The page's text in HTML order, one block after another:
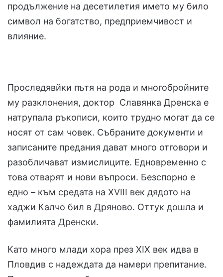
продължение на десетилетия името му било
символ на богатство, предприемчивост и
влияние.
Проследявйки пътя на рода и многобройните
му разклонения, доктор Славянка Дренска е
натрупала ръ­кописи, които трудно мо­гат да се
носят от сам човек. Събраните докумен­ти и
записаните предания дават много отговори и
разобличават измислиците. Едновременно с
това отварят и нови въпроси. Без­спорно е
едно – към сре­дата на XVIII век дядото на
хаджи Калчо бил в Дряново. Оттук дошла и
фами­лията Дренски.
Като много млади хора през XIX век идва в
Пловдив с надеждата да намери препитание.